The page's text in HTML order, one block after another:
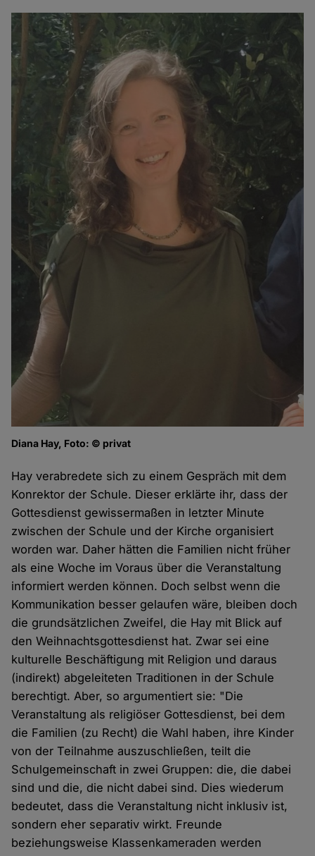
Diana Hay, Foto: © privat
Hay verabredete sich zu einem Gespräch mit dem
Konrektor der Schule. Dieser erklärte ihr, dass der
Gottesdienst gewissermaßen in letzter Minute
zwischen der Schule und der Kirche organisiert
worden war. Daher hätten die Familien nicht früher
als eine Woche im Voraus über die Veranstaltung
informiert werden können. Doch selbst wenn die
Kommunikation besser gelaufen wäre, bleiben doch
die grundsätzlichen Zweifel, die Hay mit Blick auf
den Weihnachtsgottesdienst hat. Zwar sei eine
kulturelle Beschäftigung mit Religion und daraus
(indirekt) abgeleiteten Traditionen in der Schule
berechtigt. Aber, so argumentiert sie: "Die
Veranstaltung als religiöser Gottesdienst, bei dem
die Familien (zu Recht) die Wahl haben, ihre Kinder
von der Teilnahme auszuschließen, teilt die
Schulgemeinschaft in zwei Gruppen: die, die dabei
sind und die, die nicht dabei sind. Dies wiederum
bedeutet, dass die Veranstaltung nicht inklusiv ist,
sondern eher separativ wirkt. Freunde
beziehungsweise Klassenkameraden werden